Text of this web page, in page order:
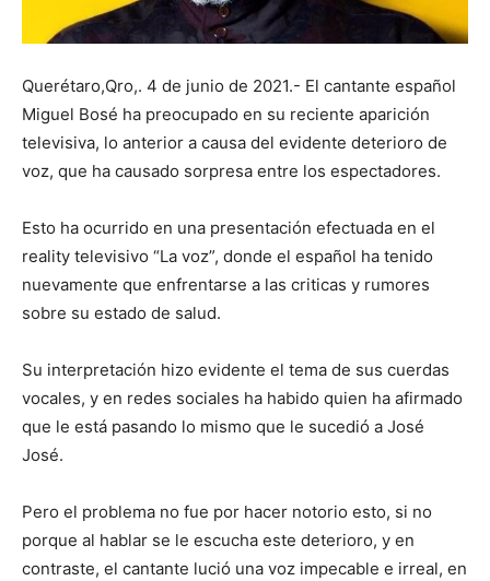
Querétaro,Qro,. 4 de junio de 2021.- El cantante español
Miguel Bosé ha preocupado en su reciente aparición
televisiva, lo anterior a causa del evidente deterioro de
voz, que ha causado sorpresa entre los espectadores.
Esto ha ocurrido en una presentación efectuada en el
reality televisivo “La voz”, donde el español ha tenido
nuevamente que enfrentarse a las criticas y rumores
sobre su estado de salud.
Su interpretación hizo evidente el tema de sus cuerdas
vocales, y en redes sociales ha habido quien ha afirmado
que le está pasando lo mismo que le sucedió a José
José.
Pero el problema no fue por hacer notorio esto, si no
porque al hablar se le escucha este deterioro, y en
contraste, el cantante lució una voz impecable e irreal, en